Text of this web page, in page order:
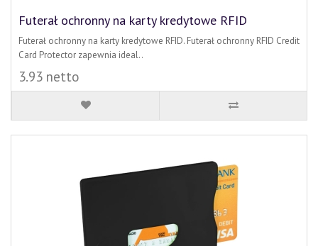
Futerał ochronny na karty kredytowe RFID
Futerał ochronny na karty kredytowe RFID. Futerał ochronny RFID Credit
Card Protector zapewnia ideal..
3.93 netto